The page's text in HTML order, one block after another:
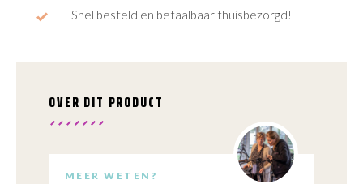
Snel besteld en betaalbaar thuisbezorgd!
OVER DIT PRODUCT
MEER WETEN?